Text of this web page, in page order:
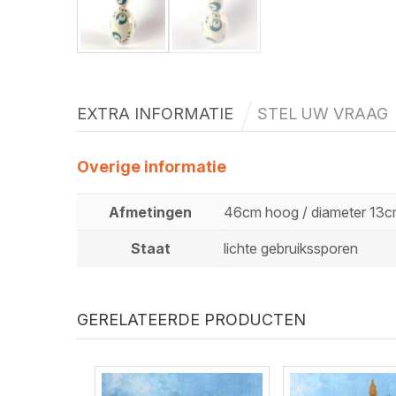
EXTRA INFORMATIE STEL UW VRAAG
Overige informatie
Afmetingen 46cm hoog / diameter
Staat lichte gebruikssporen
GERELATEERDE PRODUCTEN